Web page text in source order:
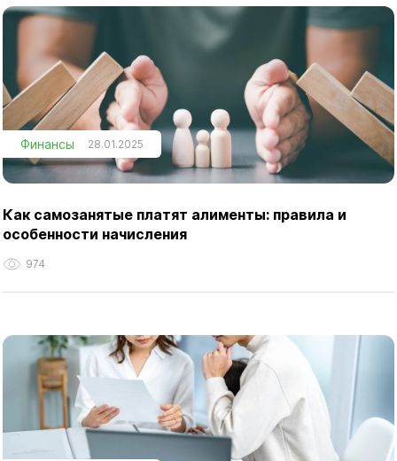
Финансы 28.01.2025
Как самозанятые платят алименты: правила и
особенности начисления
974